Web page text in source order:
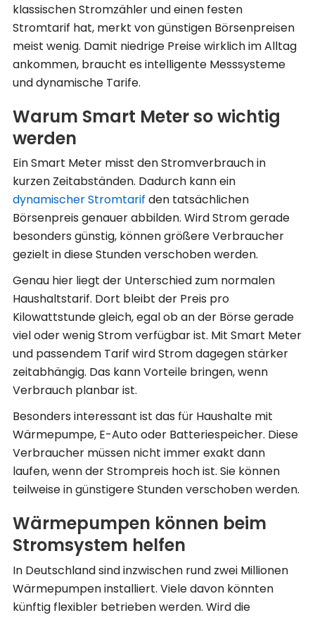
klassischen Stromzähler und einen festen
Stromtarif hat, merkt von günstigen Börsenpreisen
meist wenig. Damit niedrige Preise wirklich im Alltag
ankommen, braucht es intelligente Messsysteme
und dynamische Tarife.
Warum Smart Meter so wichtig
werden
Ein Smart Meter misst den Stromverbrauch in
kurzen Zeitabständen. Dadurch kann ein
dynamischer Stromtarif den tatsächlichen
Börsenpreis genauer abbilden. Wird Strom gerade
besonders günstig, können größere Verbraucher
gezielt in diese Stunden verschoben werden.
Genau hier liegt der Unterschied zum normalen
Haushaltstarif. Dort bleibt der Preis pro
Kilowattstunde gleich, egal ob an der Börse gerade
viel oder wenig Strom verfügbar ist. Mit Smart Meter
und passendem Tarif wird Strom dagegen stärker
zeitabhängig. Das kann Vorteile bringen, wenn
Verbrauch planbar ist.
Besonders interessant ist das für Haushalte mit
Wärmepumpe, E-Auto oder Batteriespeicher. Diese
Verbraucher müssen nicht immer exakt dann
laufen, wenn der Strompreis hoch ist. Sie können
teilweise in günstigere Stunden verschoben werden.
Wärmepumpen können beim
Stromsystem helfen
In Deutschland sind inzwischen rund zwei Millionen
Wärmepumpen installiert. Viele davon könnten
künftig flexibler betrieben werden. Wird die